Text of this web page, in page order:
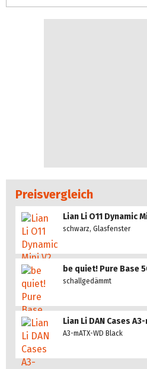
Preisvergleich
Lian Li O11 Dynamic
schwarz, Glasfenster
be quiet! Pure Base
schallgedämmt
Lian Li DAN Cases
A3-mATX-WD Black